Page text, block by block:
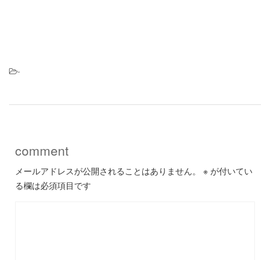
-
comment
メールアドレスが公開されることはありません。 ※ が付いてい
る欄は必須項目です